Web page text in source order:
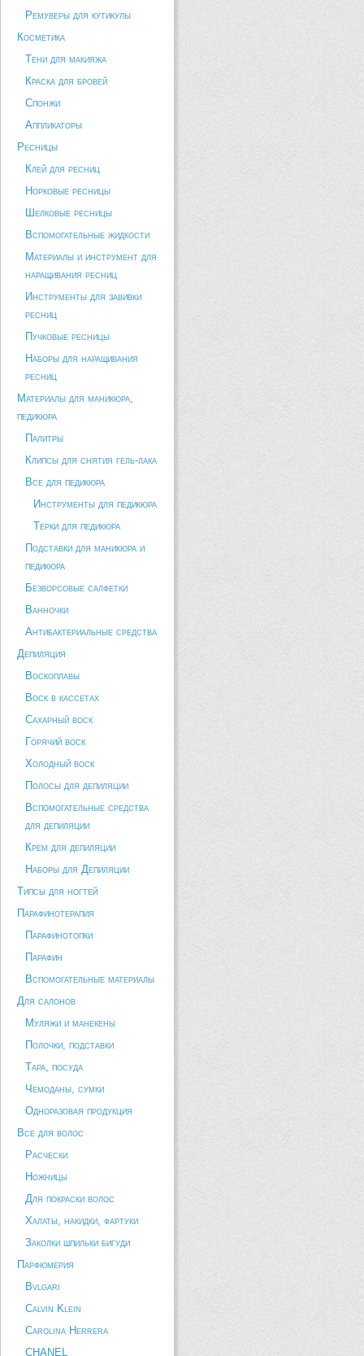
Ремуверы для кутикулы
Косметика
Тени для макияжа
Краска для бровей
Спонжи
Аппликаторы
Ресницы
Клей для ресниц
Норковые ресницы
Шелковые ресницы
Вспомогательные жидкости
Материалы и инструмент для
наращивания ресниц
Инструменты для завивки
ресниц
Пучковые ресницы
Наборы для наращивания
ресниц
Материалы для маникюра,
педикюра
Палитры
Клипсы для снятия гель-лака
Все для педикюра
Инструменты для педикюра
Терки для педикюра
Подставки для маникюра и
педикюра
Безворсовые салфетки
Ванночки
Антибактериальные средства
Депиляция
Воскоплавы
Воск в кассетах
Сахарный воск
Горячий воск
Холодный воск
Полосы для депиляции
Вспомогательные средства
для депиляции
Крем для депиляции
Наборы для Депиляции
Типсы для ногтей
Парафинотерапия
Парафинотопки
Парафин
Вспомогательные материалы
Для салонов
Муляжи и манекены
Полочки, подставки
Тара, посуда
Чемоданы, сумки
Одноразовая продукция
Все для волос
Расчески
Ножницы
Для покраски волос
Халаты, накидки, фартуки
Заколки шпильки бигуди
Парфюмерия
Bvlgari
Calvin Klein
Carolina Herrera
CHANEL